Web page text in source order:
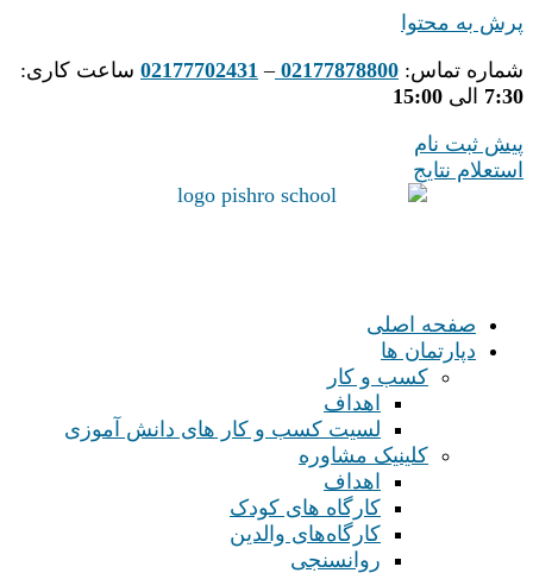
پرش به محتوا
شماره تماس: 02177878800
–
02177702431 ساعت کاری:
7:30 الی 15:00
پیش ثبت نام
استعلام نتایج
صفحه اصلی
دپارتمان ها
کسب و کار
اهداف
لسیت کسب و کار های دانش آموزی
کلینیک مشاوره
اهداف
کارگاه های کودک
کارگاه‌های والدین
روانسنجی